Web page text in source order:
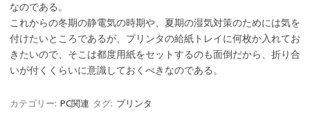
なのである。
これからの冬期の静電気の時期や、夏期の湿気対策のためには気を
付けたいところであるが、プリンタの給紙トレイに何枚か入れてお
きたいので、そこは都度用紙をセットするのも面倒だから、折り合
いが付くくらいに意識しておくべきなのである。
カテゴリー: PC関連 タグ: プリンタ